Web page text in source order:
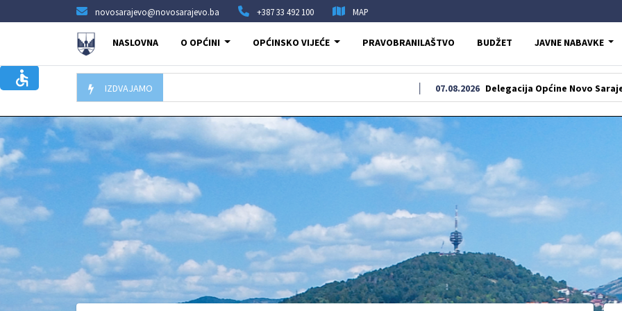
novosarajevo@novosarajevo.ba +387 33 492 100 MAP
NASLOVNA O OPĆINI OPĆINSKO VIJEĆE PRAVOBRANILAŠTVO BUDŽET JAVNE NABAVKE
IZDVAJAMO Delegacija Općine Novo Sarajevo odala